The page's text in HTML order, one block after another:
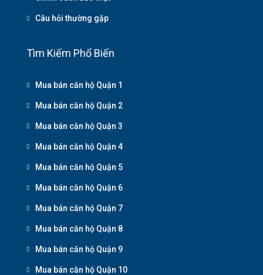
Câu hỏi thường gặp
Tìm Kiếm Phổ Biến
Mua bán căn hộ Quận 1
Mua bán căn hộ Quận 2
Mua bán căn hộ Quận 3
Mua bán căn hộ Quận 4
Mua bán căn hộ Quận 5
Mua bán căn hộ Quận 6
Mua bán căn hộ Quận 7
Mua bán căn hộ Quận 8
Mua bán căn hộ Quận 9
Mua bán căn hộ Quận 10